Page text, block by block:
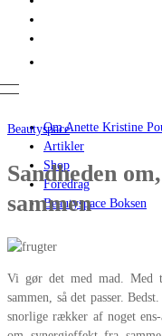
Om Anette Kristine
Artikler
Shop
Foredrag
Beautyspace Boksen
Beautyspace
Sandheden
sammen
Vi gør det med mad. Med
sammen, så det passer.
snorlige rækker af noget